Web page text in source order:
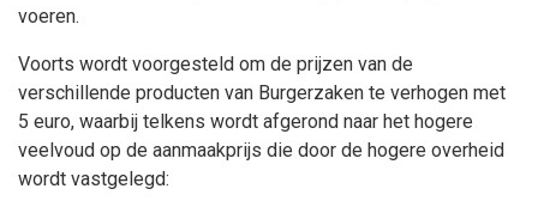
voeren.
Voorts wordt voorgesteld om de prijzen van de
verschillende producten van Burgerzaken te verhogen met
5 euro, waarbij telkens wordt afgerond naar het hogere
veelvoud op de aanmaakprijs die door de hogere overheid
wordt vastgelegd: